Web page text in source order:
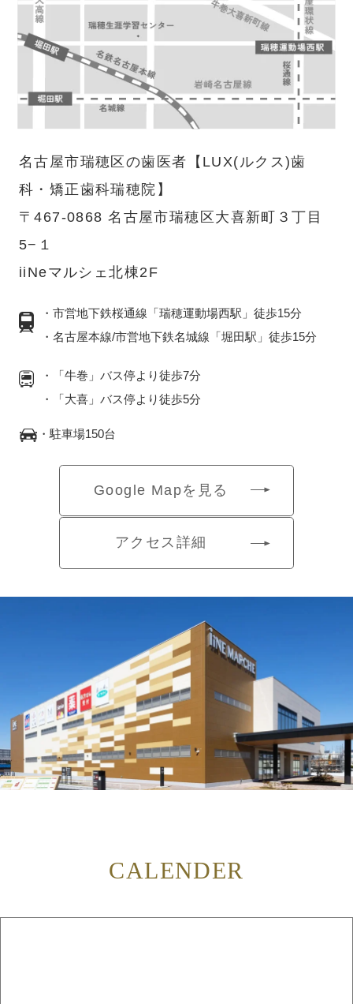
名古屋市瑞穂区の歯医者【LUX(ルクス)歯
科・矯正歯科瑞穂院】
〒467-0868 名古屋市瑞穂区大喜新町３丁目
5−１
iiNeマルシェ北棟2F
・市営地下鉄桜通線「瑞穂運動場西駅」徒歩15分
・名古屋本線/市営地下鉄名城線「堀田駅」徒歩15分
・「牛巻」バス停より徒歩7分
・「大喜」バス停より徒歩5分
・駐車場150台
Google Mapを見る
アクセス詳細
CALENDER